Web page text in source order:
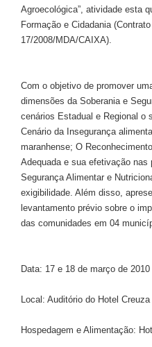
Agroecológica”, atividade esta
Formação e Cidadania
17/2008/MDA/CAIXA).
Com o objetivo de promover
dimensões da Soberania e
cenários Estadual e Regional o
Cenário da Insegurança
maranhense; O
Adequada e sua efetivação
Segurança Alimentar e
exigibilidade. Além disso,
levantamento prévio sobre o
das comunidades em 04
Data: 17 e 18 de março de 2010
Local: Auditório do Hotel Creuza
Hospedagem e Alimentação: